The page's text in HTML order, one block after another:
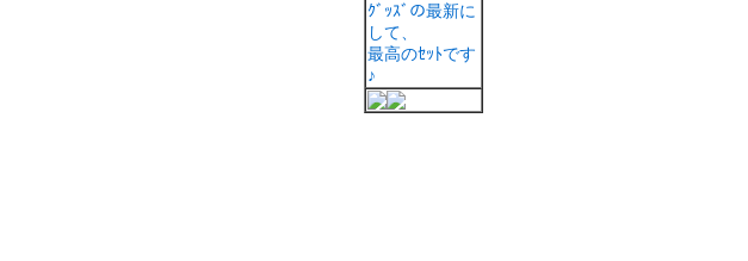
ｸﾞｯｽﾞの最新に
して、
最高のｾｯﾄです
♪